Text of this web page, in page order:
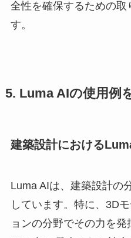
全性を確保するための取
す。
5. Luma AIの使用例
建築設計における
Luma AIは、建築設計の
しています。特に、3D
ョンの分野でその力を発